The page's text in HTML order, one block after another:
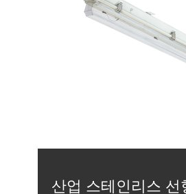
산업 스테인리스